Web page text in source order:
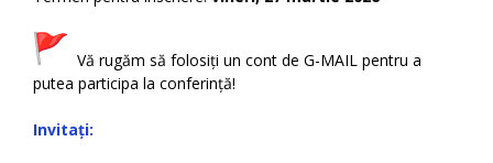
Vă rugăm să folosiți un cont de G-MAIL pentru a
putea participa la conferință!
Invitați: